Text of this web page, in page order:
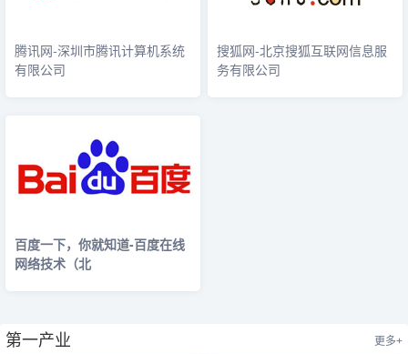
腾讯网-深圳市腾讯计算机系统
有限公司
搜狐网-北京搜狐互联网信息服
务有限公司
百度一下，你就知道-百度在线
网络技术（北
第一产业 更多+